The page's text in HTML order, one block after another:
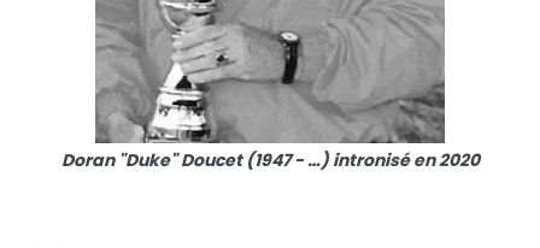
Doran "Duke" Doucet (1947 - …) intronisé en 2020